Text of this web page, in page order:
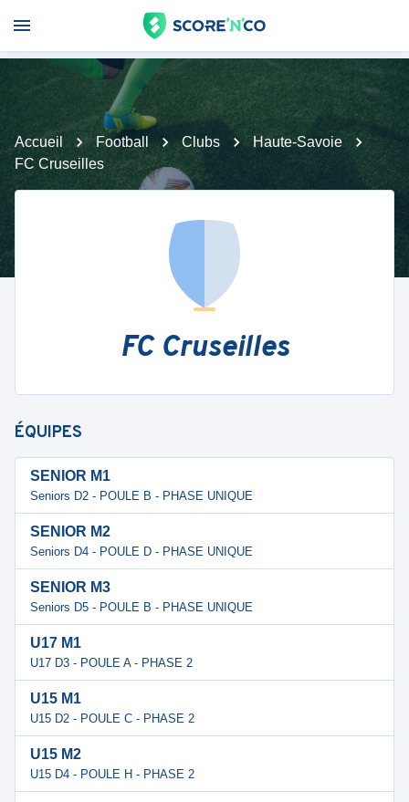
Accueil Football Clubs
Haute-Savoie
FC Cruseilles
FC Cruseilles
ÉQUIPES
SENIOR M1
Seniors D2 - POULE B - PHASE UNIQUE
SENIOR M2
Seniors D4 - POULE D - PHASE UNIQUE
SENIOR M3
Seniors D5 - POULE B - PHASE UNIQUE
U17 M1
U17 D3 - POULE A - PHASE 2
U15 M1
U15 D2 - POULE C - PHASE 2
U15 M2
U15 D4 - POULE H - PHASE 2